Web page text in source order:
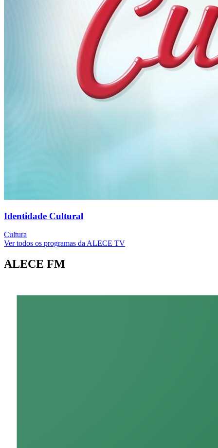
Identidade Cultural
Cultura
Ver todos os programas da ALECE TV
ALECE FM